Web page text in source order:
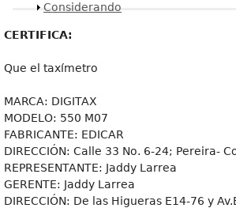
Mostrar
Considerando
CERTIFICA:
Que el taxímetro
MARCA: DIGITAX
MODELO: 550 M07
FABRICANTE: EDICAR
DIRECCIÓN: Calle 33 No. 6-24; Pereira-
REPRESENTANTE: Jaddy Larrea
GERENTE: Jaddy Larrea
DIRECCIÓN: De las Higueras E14-76 y